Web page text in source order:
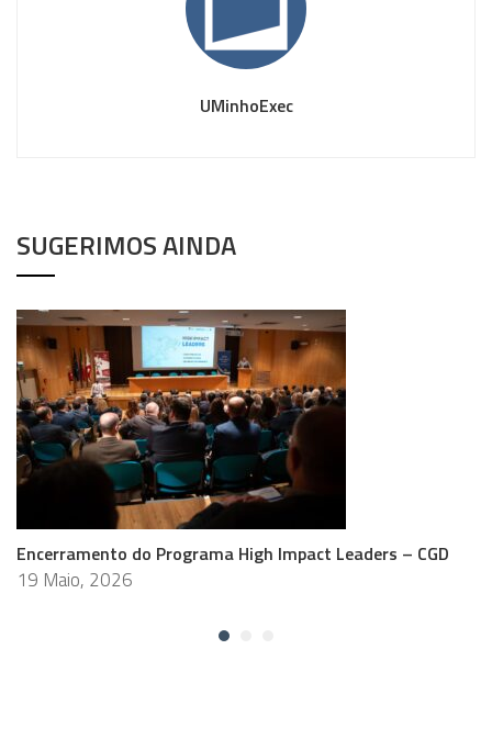
UMinhoExec
SUGERIMOS AINDA
Encerramento do Programa High Impact Leaders – CGD
19 Maio, 2026